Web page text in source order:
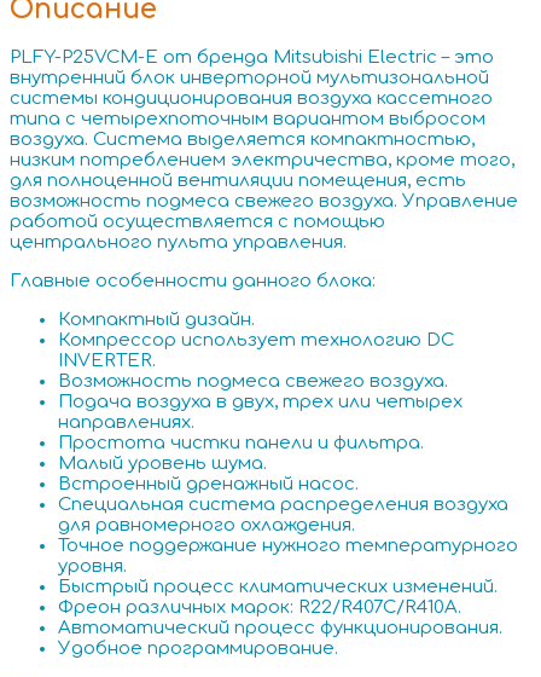
Описание
PLFY-P25VCM-E от бренда Mitsubishi Electric – это
внутренний блок инверторной мультизональной
системы кондиционирования воздуха кассетного
типа с четырехпоточным вариантом выбросом
воздуха. Система выделяется компактностью,
низким потреблением электричества, кроме того,
для полноценной вентиляции помещения, есть
возможность подмеса свежего воздуха. Управление
работой осуществляется с помощью
центрального пульта управления.
Главные особенности данного блока:
Компактный дизайн.
Компрессор использует технологию DC
INVERTER.
Возможность подмеса свежего воздуха.
Подача воздуха в двух, трех или четырех
направлениях.
Простота чистки панели и фильтра.
Малый уровень шума.
Встроенный дренажный насос.
Специальная система распределения воздуха
для равномерного охлаждения.
Точное поддержание нужного температурного
уровня.
Быстрый процесс климатических изменений.
Фреон различных марок: R22/R407C/R410A.
Автоматический процесс функционирования.
Удобное программирование.